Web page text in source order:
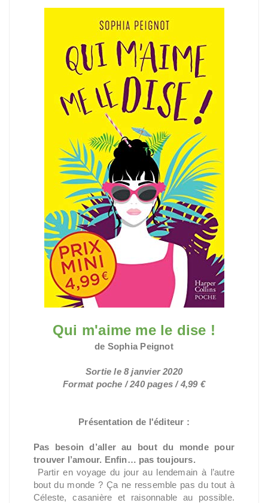
Qui m'aime me le dise !
de Sophia Peignot
Sortie le 8 janvier 2020
Format poche / 240 pages / 4,99 €
Présentation de l'éditeur :
Pas besoin d’aller au bout du monde pour
trouver l’amour. Enfin… pas toujours.
Partir en voyage du jour au lendemain à l’autre
bout du monde ? Ça ne ressemble pas du tout à
Céleste, casanière et raisonnable au possible.